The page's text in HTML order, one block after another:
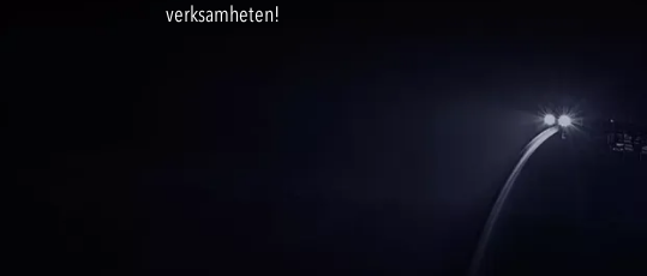
verksamheten!